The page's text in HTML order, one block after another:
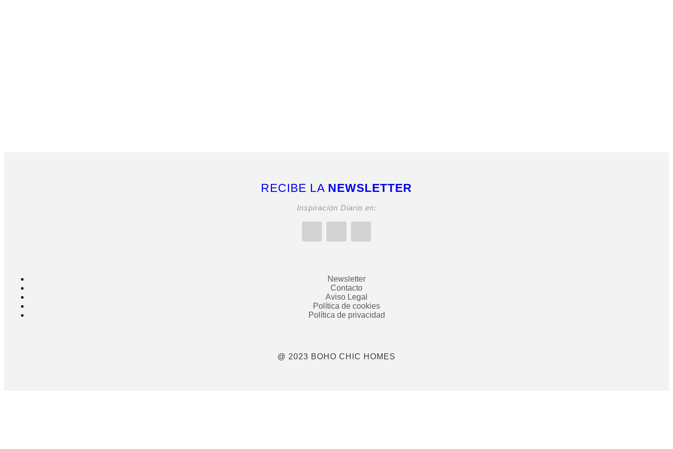
RECIBE LA NEWSLETTER
Inspiración Diario en:
Newsletter
Contacto
Aviso Legal
Política de cookies
Política de privacidad
@ 2023 BOHO CHIC HOMES